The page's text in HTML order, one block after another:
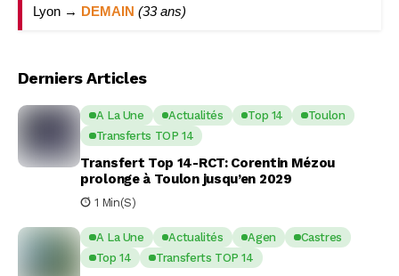
Lyon → DEMAIN (33 ans)
Derniers Articles
A La Une Actualités Top 14
Toulon
Transferts TOP 14
Transfert Top 14-RCT: Corentin Mézou
prolonge à Toulon jusqu’en 2029
1 Min(s)
A La Une Actualités Agen
Castres
Top 14
Transferts TOP 14